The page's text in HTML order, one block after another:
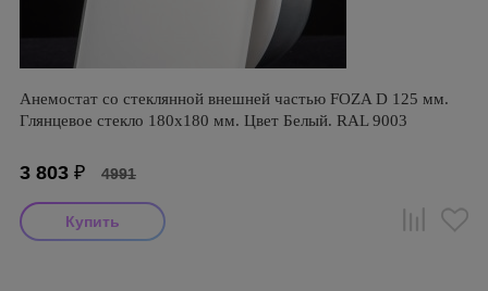
Анемостат со стеклянной внешней частью FOZA D 125 мм.
Глянцевое стекло 180х180 мм. Цвет Белый. RAL 9003
3 803 ₽ 4991